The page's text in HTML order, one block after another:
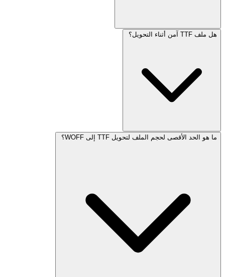
هل ملف TTF آمن أثناء التحويل؟
ما هو الحد الأقصى لحجم الملف لتحويل TTF إلى WOFF؟